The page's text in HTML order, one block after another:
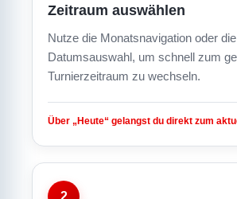
Zeitraum auswählen
Nutze die Monatsnavigation oder die
Datumsauswahl, um schnell zum
Turnierzeitraum zu wechseln.
Über „Heute“ gelangst du direkt zum
2